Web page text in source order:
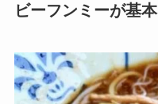
ビーフンミーが基本